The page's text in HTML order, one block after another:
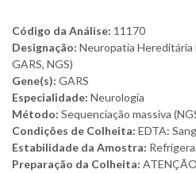
Código da Análise: 11170
Designação: Neuropatia
GARS, NGS)
Gene(s): GARS
Especialidade: Neurologia
Método: Sequenciação massiva
Condições de Colheita: EDTA:
Estabilidade da Amostra:
Preparação da Colheita: